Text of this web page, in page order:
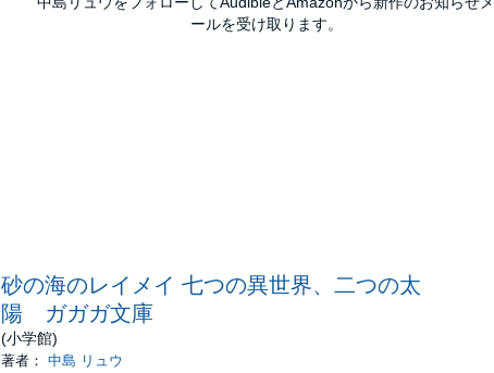
ールを受け取ります。
砂の海のレイメイ 七つの異世界、二つの太
陽 ガガガ文庫
(小学館)
著者： 中島 リュウ